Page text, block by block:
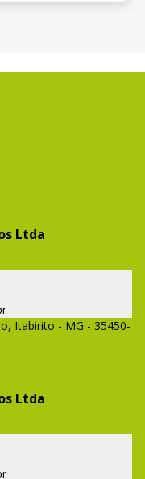
Ltda
Itabirito - MG - 35450-
Ltda